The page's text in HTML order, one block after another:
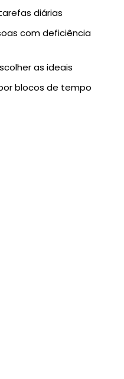
diárias
com deficiência
as ideais
blocos de tempo